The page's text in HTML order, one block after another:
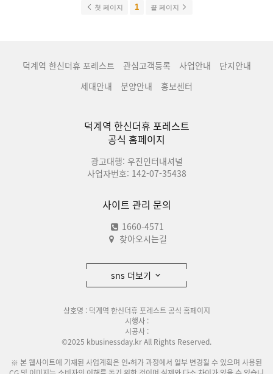
첫 페이지 1 끝 페이지
덕계역 한신더휴 포레스트 관심고객등록 사업안내
단지안내
세대안내
분양안내 홍보센터
덕계역 한신더휴 포레스트
공식 홈페이지
광고대행: 우진인터내셔널
사업자번호: 142-07-35438
사이트 관리 문의
1660-4571
찾아오시는길
sns 더보기
상호명 : 덕계역 한신더휴 포레스트 공식 홈페이지
시행사 :
시공사 :
©2025 kbusinessday.kr All Rights Reserved.
※ 본 웹사이트에 기재된 사업계획은 인•허가 과정에서 일부 변경될 수 있으며 사용된